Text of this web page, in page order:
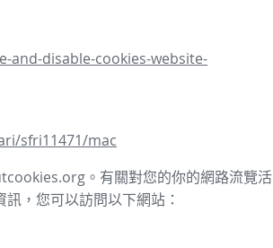
disable-cookies-website-
sfri11471/mac
。有關對您的你的網路流覽活
，您可以訪問以下網站：